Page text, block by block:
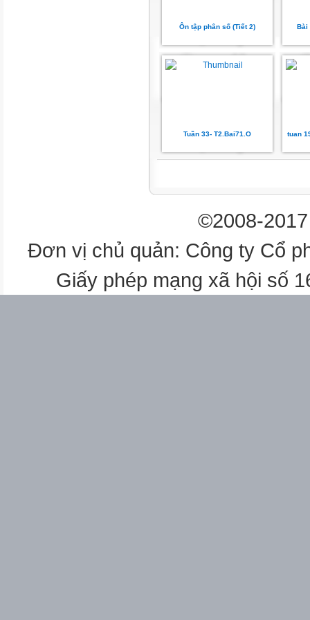
Vẽ hình (theo mẫu)
b) Tô màu trang trí hình em
Ôn tập phân số (Tiết 2) Bài
Tuần 33- T2.Bai71.O tuan
©2008-
Đơn vị chủ quản: Công ty Cổ
Giấy phép mạng xã hội số